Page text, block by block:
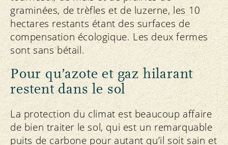
graminées, de trèfles et de luzerne, les 10
hectares restants étant des surfaces de
compensation écologique. Les deux fermes
sont sans bétail.
Pour qu’azote et gaz hilarant
restent dans le sol
La protection du climat est beaucoup affaire
de bien traiter le sol, qui est un remarquable
puits de carbone pour autant qu’il soit sain et